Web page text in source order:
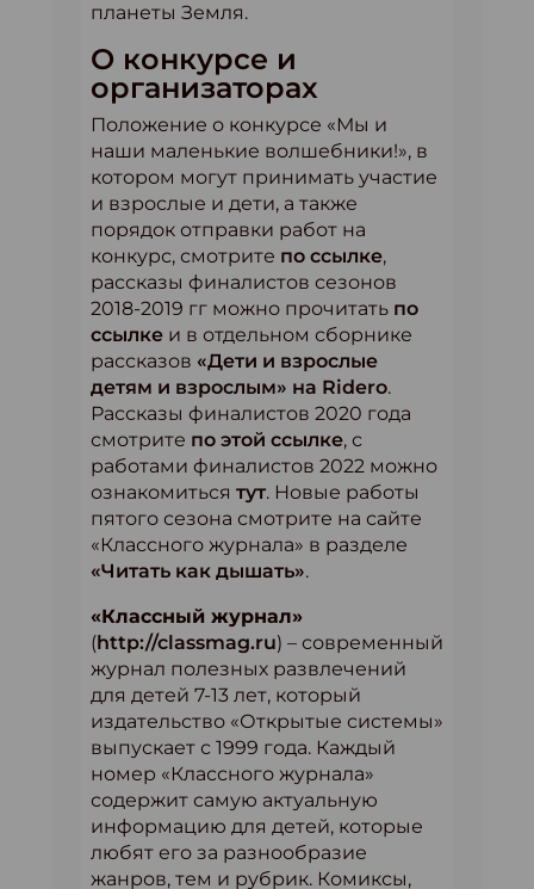
планеты Земля.
О конкурсе и
организаторах
Положение о конкурсе «Мы и
наши маленькие волшебники!», в
котором могут принимать участие
и взрослые и дети, а также
порядок отправки работ на
конкурс, смотрите по ссылке,
рассказы финалистов сезонов
2018-2019 гг можно прочитать по
ссылке и в отдельном сборнике
рассказов «Дети и взрослые
детям и взрослым» на Ridero.
Рассказы финалистов 2020 года
смотрите по этой ссылке, с
работами финалистов 2022 можно
ознакомиться тут. Новые работы
пятого сезона смотрите на сайте
«Классного журнала» в разделе
«Читать как дышать».
«Классный журнал»
(http://classmag.ru) – современный
журнал полезных развлечений
для детей 7-13 лет, который
издательство «Открытые системы»
выпускает с 1999 года. Каждый
номер «Классного журнала»
содержит самую актуальную
информацию для детей, которые
любят его за разнообразие
жанров, тем и рубрик. Комиксы,